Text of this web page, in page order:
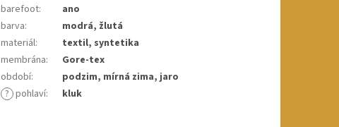
barefoot:
ano
barva:
modrá, žlutá
materiál:
textil, syntetika
membrána:
Gore-tex
období:
podzim, mírná zima, jaro
? pohlaví: kluk